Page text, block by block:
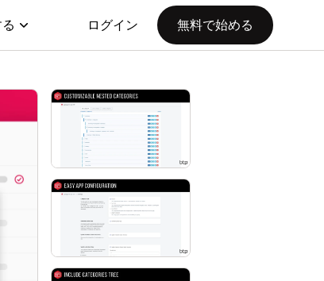
ログイン 無料で始める